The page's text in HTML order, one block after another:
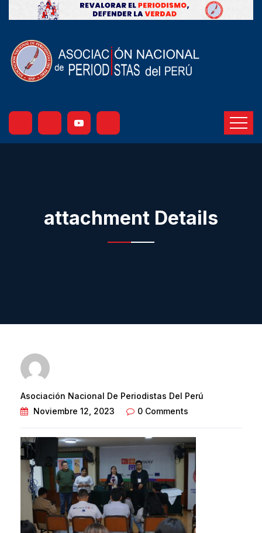
attachment Details
Asociación Nacional De Periodistas Del Perú
Noviembre 12, 2023
0 Comments